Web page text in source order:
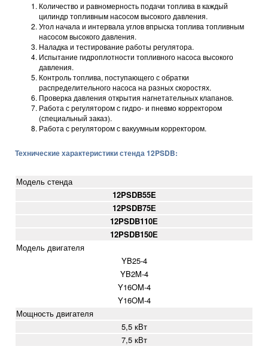
Количество и равномерность подачи топлива в каждый
цилиндр топливным насосом высокого давления.
Угол начала и интервала углов впрыска топлива топливным
насосом высокого давления.
Наладка и тестирование работы регулятора.
Испытание гидроплотности топливного насоса высокого
давления.
Контроль топлива, поступающего с обратки
распределительного насоса на разных скоростях.
Проверка давления открытия нагнетательных клапанов.
Работа с регулятором с гидро- и пневмо корректором
(специальный заказ).
Работа с регулятором с вакуумным корректором.
Технические характеристики стенда 12PSDB:
Модель стенда
12PSDB55E
12PSDB75Е
12PSDB110Е
12PSDB150Е
Модель двигателя
YB25-4
YB2M-4
Y16OM-4
Y16OM-4
Мощность двигателя
5,5 кВт
7,5 кВт